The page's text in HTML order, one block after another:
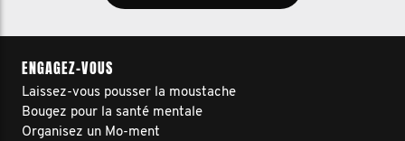
ENGAGEZ-VOUS
Laissez-vous pousser la moustache
Bougez pour la santé mentale
Organisez un Mo-ment